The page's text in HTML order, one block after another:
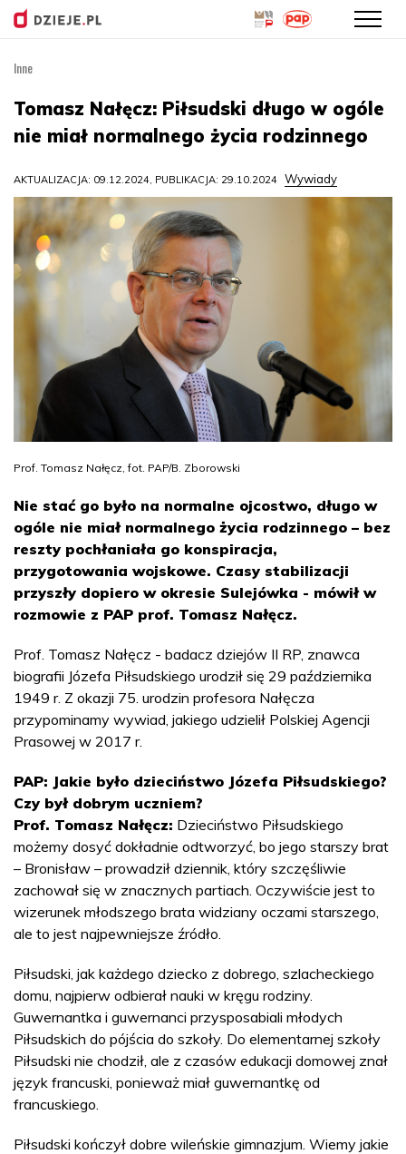
treści
Inne
Tomasz Nałęcz: Piłsudski długo w ogóle
nie miał normalnego życia rodzinnego
AKTUALIZACJA: 09.12.2024, PUBLIKACJA: 29.10.2024 Wywiady
Prof. Tomasz Nałęcz, fot. PAP/B. Zborowski
Nie stać go było na normalne ojcostwo, długo w
ogóle nie miał normalnego życia rodzinnego – bez
reszty pochłaniała go konspiracja,
przygotowania wojskowe. Czasy stabilizacji
przyszły dopiero w okresie Sulejówka - mówił w
rozmowie z PAP prof. Tomasz Nałęcz.
Prof. Tomasz Nałęcz - badacz dziejów II RP, znawca
biografii Józefa Piłsudskiego urodził się 29 października
1949 r. Z okazji 75. urodzin profesora Nałęcza
przypominamy wywiad, jakiego udzielił Polskiej Agencji
Prasowej w 2017 r.
PAP: Jakie było dzieciństwo Józefa Piłsudskiego?
Czy był dobrym uczniem?
Prof. Tomasz Nałęcz: Dzieciństwo Piłsudskiego
możemy dosyć dokładnie odtworzyć, bo jego starszy brat
– Bronisław – prowadził dziennik, który szczęśliwie
zachował się w znacznych partiach. Oczywiście jest to
wizerunek młodszego brata widziany oczami starszego,
ale to jest najpewniejsze źródło.
Piłsudski, jak każdego dziecko z dobrego, szlacheckiego
domu, najpierw odbierał nauki w kręgu rodziny.
Guwernantka i guwernanci przysposabiali młodych
Piłsudskich do pójścia do szkoły. Do elementarnej szkoły
Piłsudski nie chodził, ale z czasów edukacji domowej znał
język francuski, ponieważ miał guwernantkę od
francuskiego.
Piłsudski kończył dobre wileńskie gimnazjum. Wiemy jakie